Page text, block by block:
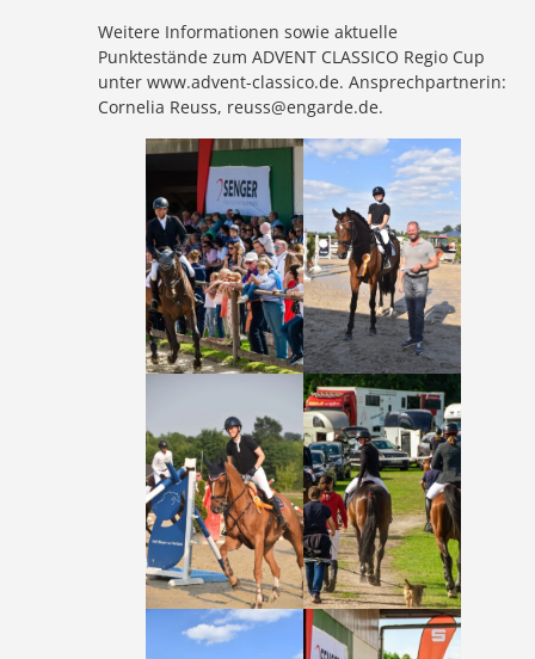
Weitere Informationen sowie aktuelle
Punktestände zum ADVENT CLASSICO Regio Cup
unter www.advent-classico.de. Ansprechpartnerin:
Cornelia Reuss, reuss@engarde.de.